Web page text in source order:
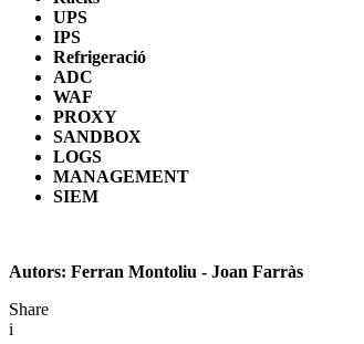
UPS
IPS
Refrigeració
ADC
WAF
PROXY
SANDBOX
LOGS
MANAGEMENT
SIEM
Autors: Ferran Montoliu - Joan Farràs
Share
i